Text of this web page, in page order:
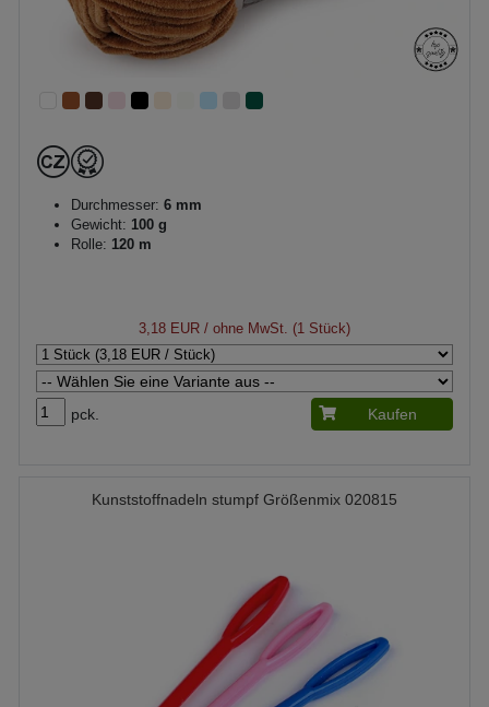
Durchmesser: 6 mm
Gewicht: 100 g
Rolle: 120 m
3,18 EUR / ohne MwSt. (1 Stück)
pck. Kaufen
Kunststoffnadeln stumpf Größenmix 020815